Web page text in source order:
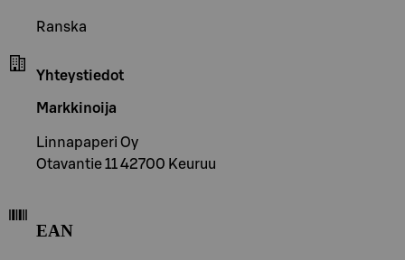
Ranska
Yhteystiedot
Markkinoija
Linnapaperi Oy
Otavantie 11 42700 Keuruu
EAN